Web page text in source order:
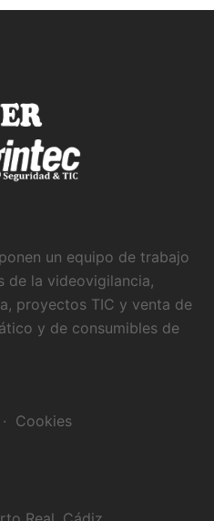
un equipo de trabajo
de la videovigilancia,
proyectos TIC y venta de
y de consumibles de
· Cookies